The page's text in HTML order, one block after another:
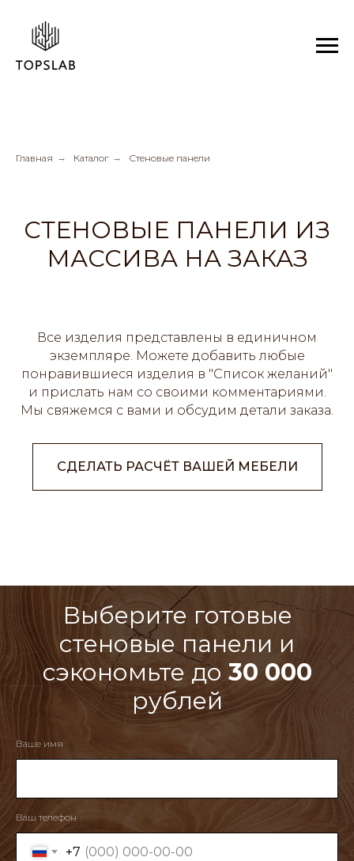
Главная → Каталог → Стеновые панели
СТЕНОВЫЕ ПАНЕЛИ ИЗ
МАССИВА НА ЗАКАЗ
Все изделия представлены в единичном
экземпляре. Можете добавить любые
понравившиеся изделия в "Список желаний"
и прислать нам со своими комментариями.
Мы свяжемся с вами и обсудим детали заказа.
СДЕЛАТЬ РАСЧЁТ ВАШЕЙ МЕБЕЛИ
Выберите готовые
стеновые панели и
сэкономьте до30 000
рублей
Ваше имя
Ваш телефон
+7